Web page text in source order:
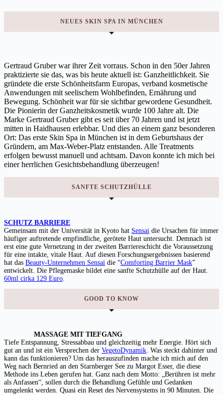
NEUES SKIN SPA IN MÜNCHEN
Gertraud Gruber war ihrer Zeit vorraus. Schon in den 50er Jahren
praktizierte sie das, was bis heute aktuell ist: Ganzheitlichkeit. Sie
gründete die erste Schönheitsfarm Europas, verband kosmetische
Anwendungen mit seelischem Wohlbefinden, Ernährung und
Bewegung. Schönheit war für sie sichtbar gewordene Gesundheit.
Die Pionierin der Ganzheitskosmetik wurde 100 Jahre alt. Die
Marke Gertraud Gruber gibt es seit über 70 Jahren und ist jetzt
mitten in Haidhausen erlebbar. Und dies an einem ganz besonderen
Ort: Das erste Skin Spa in München ist in dem Geburtshaus der
Gründern, am Max-Weber-Platz entstanden. Alle Treatments
erfolgen bewusst manuell und achtsam. Davon konnte ich mich bei
einer herrlichen Gesichtsbehandlung überzeugen!
SANFTE SCHUTZHÜLLE
SCHUTZ BARRIERE
Gemeinsam mit der Universität in Kyoto hat Sensai die Ursachen für immer
häufiger auftretende empfindliche, gerötete Haut untersucht. Demnach ist
erst eine gute Vernetzung in der zweiten Barriereschicht die Voraussetzung
für eine intakte, vitale Haut. Auf diesen Forschungsergebnissen basierend
hat das Beauty-Unternehmen Sensai die “Comforting Barrier Mask”
entwickelt. Die Pflegemaske bildet eine sanfte Schutzhülle auf der Haut.
60ml cirka 129 Euro.
GOOD TO KNOW
MASSAGE MIT TIEFGANG
Tiefe Entspannung, Stressabbau und gleichzeitig mehr Energie. Hört sich
gut an und ist ein Versprechen der VegetoDynamik. Was steckt dahinter und
kann das funktionieren? Um das herauszufinden mache ich mich auf den
Weg nach Bernried an den Starnberger See zu Margot Esser, die diese
Methode ins Leben gerufen hat. Ganz nach dem Motto: „Berühren ist mehr
als Anfassen“, sollen durch die Behandlung Gefühle und Gedanken
umgelenkt werden. Quasi ein Reset des Nervensystems in 90 Minuten. Die